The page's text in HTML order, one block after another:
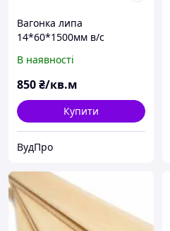
Вагонка липа
14*60*1500мм в/с
В наявності
850₴/кв.м
Купити
ВудПро